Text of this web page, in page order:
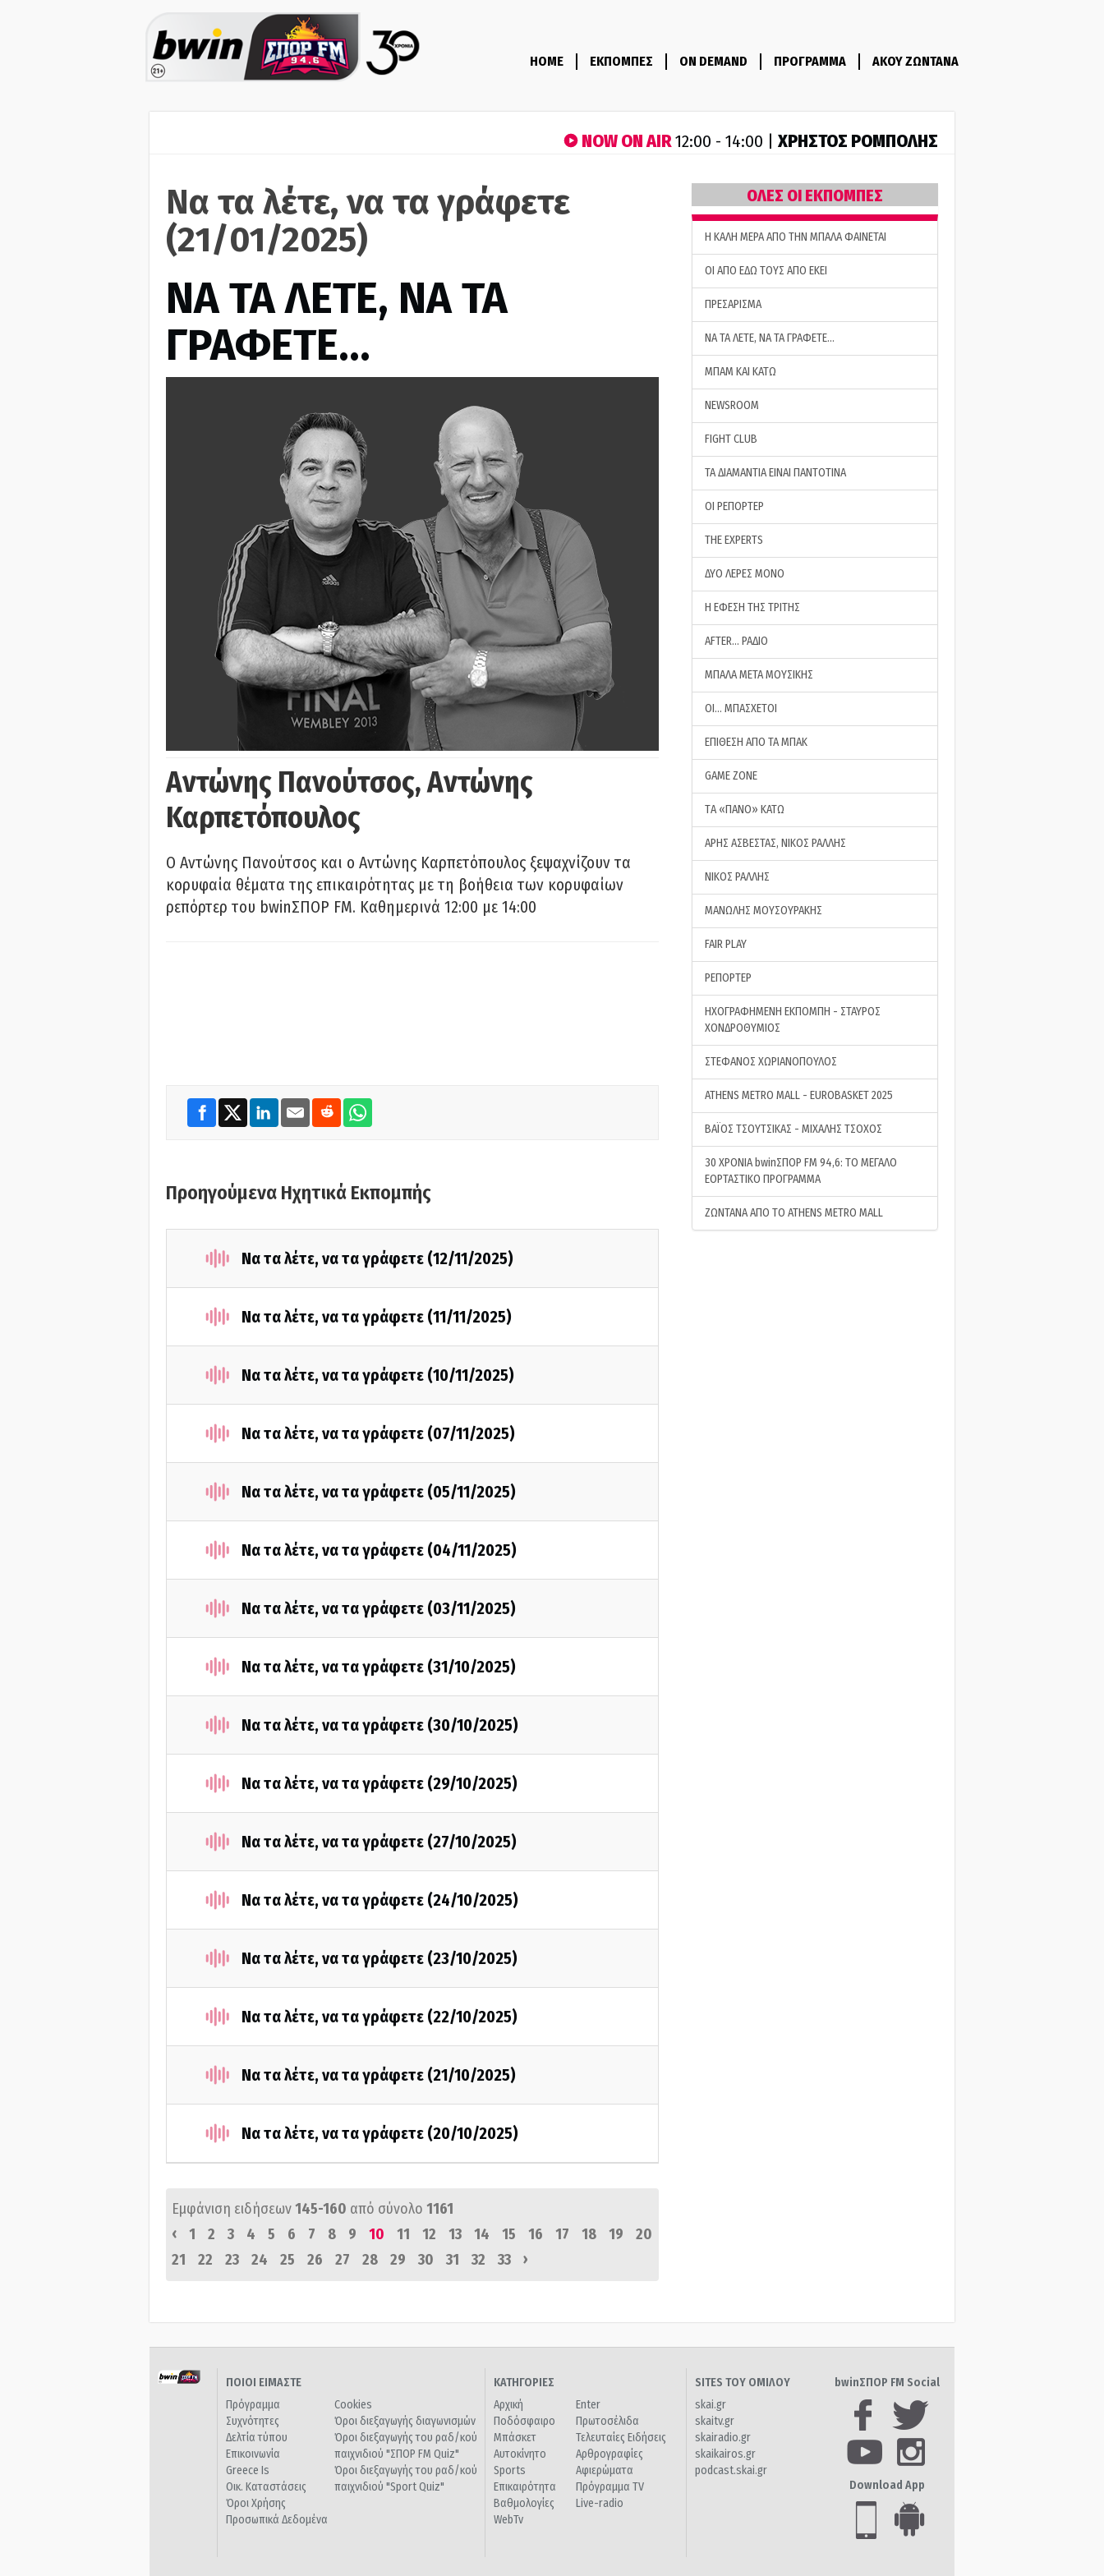
HOME ΕΚΠΟΜΠΕΣ ON DEMAND ΠΡΟΓΡΑΜΜΑ ΑΚΟΥ ΖΩΝΤΑΝΑ
NOW ON AIR12:00 - 14:00 | ΧΡΗΣΤΟΣ ΡΟΜΠΟΛΗΣ
Να τα λέτε, να τα γράφετε
(21/01/2025)
ΝΑ ΤΑ ΛΕΤΕ, ΝΑ ΤΑ
ΓΡΑΦΕΤΕ…
Αντώνης Πανούτσος, Αντώνης
Καρπετόπουλος
Ο Αντώνης Πανούτσος και ο Αντώνης Καρπετόπουλος ξεψαχνίζουν τα
κορυφαία θέματα της επικαιρότητας με τη βοήθεια των κορυφαίων
ρεπόρτερ του bwinΣΠΟΡ FM. Καθημερινά 12:00 με 14:00
Προηγούμενα Ηχητικά Εκπομπής
Να τα λέτε, να τα γράφετε (12/11/2025)
Να τα λέτε, να τα γράφετε (11/11/2025)
Να τα λέτε, να τα γράφετε (10/11/2025)
Να τα λέτε, να τα γράφετε (07/11/2025)
Να τα λέτε, να τα γράφετε (05/11/2025)
Να τα λέτε, να τα γράφετε (04/11/2025)
Να τα λέτε, να τα γράφετε (03/11/2025)
Να τα λέτε, να τα γράφετε (31/10/2025)
Να τα λέτε, να τα γράφετε (30/10/2025)
Να τα λέτε, να τα γράφετε (29/10/2025)
Να τα λέτε, να τα γράφετε (27/10/2025)
Να τα λέτε, να τα γράφετε (24/10/2025)
Να τα λέτε, να τα γράφετε (23/10/2025)
Να τα λέτε, να τα γράφετε (22/10/2025)
Να τα λέτε, να τα γράφετε (21/10/2025)
Να τα λέτε, να τα γράφετε (20/10/2025)
Εμφάνιση ειδήσεων145-160 από σύνολο 1161
‹
1 2 3 4 5 6 7 8 9 10 11 12 13 14 15 16 17 18 19
20
21
22 23 24 25 26 27 28 29 30 31 32 33 ›
ΟΛΕΣ ΟΙ ΕΚΠΟΜΠΕΣ
H ΚΑΛΗ ΜΕΡΑ ΑΠΟ ΤΗΝ ΜΠΑΛΑ ΦΑΙΝΕΤΑΙ
ΟΙ ΑΠΟ ΕΔΩ ΤΟΥΣ ΑΠΟ ΕΚΕΙ
ΠΡΕΣΑΡΙΣΜΑ
ΝΑ ΤΑ ΛΕΤΕ, ΝΑ ΤΑ ΓΡΑΦΕΤΕ…
ΜΠΑΜ ΚΑΙ ΚΑΤΩ
NEWSROOM
FIGHT CLUB
ΤΑ ΔΙΑΜΑΝΤΙΑ ΕΙΝΑΙ ΠΑΝΤΟΤΙΝΑ
ΟΙ ΡΕΠΟΡΤΕΡ
THE EXPERTS
ΔΥΟ ΛΕΡΕΣ ΜΟΝΟ
Η ΕΦΕΣΗ ΤΗΣ ΤΡΙΤΗΣ
AFTER… ΡΑΔΙΟ
ΜΠΑΛΑ ΜΕΤΑ ΜΟΥΣΙΚΗΣ
ΟΙ… ΜΠΑΣΧΕΤΟΙ
ΕΠΙΘΕΣΗ ΑΠΟ ΤΑ ΜΠΑΚ
GAME ZONE
ΤA «ΠΑΝΟ» ΚΑΤΩ
ΑΡΗΣ ΑΣΒΕΣΤΑΣ, ΝΙΚΟΣ ΡΑΛΛΗΣ
ΝΙΚΟΣ ΡΑΛΛΗΣ
ΜΑΝΩΛΗΣ ΜΟΥΣΟΥΡΑΚΗΣ
FAIR PLAY
ΡΕΠΟΡΤΕΡ
ΗΧΟΓΡΑΦΗΜΕΝΗ ΕΚΠΟΜΠΗ - ΣΤΑΥΡΟΣ
ΧΟΝΔΡΟΘΥΜΙΟΣ
ΣΤΕΦΑΝΟΣ ΧΩΡΙΑΝΟΠΟΥΛΟΣ
ATHENS METRO MALL - EUROBASKET 2025
ΒΑΪΟΣ ΤΣΟΥΤΣΙΚΑΣ - ΜΙΧΑΛΗΣ ΤΣΟΧΟΣ
30 ΧΡΟΝΙΑ bwinΣΠΟΡ FM 94,6: ΤΟ ΜΕΓΑΛΟ
ΕΟΡΤΑΣΤΙΚΟ ΠΡΟΓΡΑΜΜΑ
ΖΩΝΤΑΝΑ ΑΠΟ ΤΟ ATHENS METRO MALL
ΠΟΙΟΙ ΕΙΜΑΣΤΕ
Πρόγραμμα
Συχνότητες
Δελτία τύπου
Επικοινωνία
Greece Is
Οικ. Καταστάσεις
Όροι Χρήσης
Προσωπικά Δεδομένα
Cookies
Όροι διεξαγωγής διαγωνισμών
Όροι διεξαγωγής του ραδ/κού
παιχνιδιού "ΣΠΟΡ FM Quiz"
Όροι διεξαγωγής του ραδ/κού
παιχνιδιού "Sport Quiz"
ΚΑΤΗΓΟΡΙΕΣ
Αρχική
Ποδόσφαιρο
Μπάσκετ
Αυτοκίνητο
Sports
Επικαιρότητα
Βαθμολογίες
WebTv
Enter
Πρωτοσέλιδα
Τελευταίες Ειδήσεις
Αρθρογραφίες
Αφιερώματα
Πρόγραμμα TV
Live-radio
SITES ΤΟΥ ΟΜΙΛΟΥ
skai.gr
skaitv.gr
skairadio.gr
skaikairos.gr
podcast.skai.gr
bwinΣΠΟΡ FM Social
Download App